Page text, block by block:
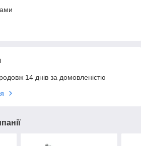
14 днів за домовленістю